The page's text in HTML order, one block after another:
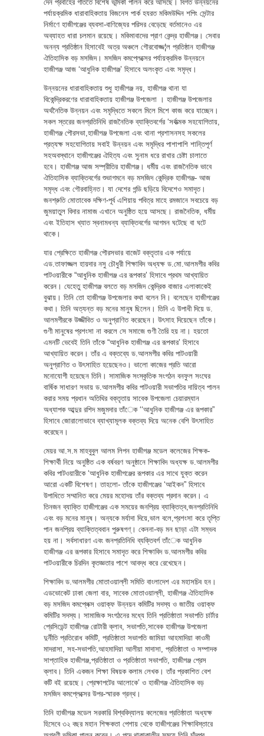
দেন প্রবাহের গতিতে বিশেষ ভূমিকা পালন করে আসছে। বিগত উন্নয়নের
পর্যায়ক্রমিক ধারাবাহিকতায় বিজনেস পার্ক হযরত মকিমউদ্দিন শপিং সেন্টার
নির্মাণে হাজীগঞ্জের ব্যবসা-বাণিজ্যের পরিসর বেড়েছে বর্তমানেও এর
অব্যাহত ধারা চলমান রয়েছে। মকিমাবাদের প্রাণ কেন্দ্র হাজীগঞ্জ। সেবার
অনন্য প্রতিষ্ঠান হিসাবেই অত্র অঞ্চলে গৌরবোজ্জ¦ল প্রতিষ্ঠান হাজীগঞ্জ
ঐতিহাসিক বড় মসজিদ। মসজিদ কমপ্লেক্সের পর্যায়ক্রমিক উন্নয়নে
হাজীগঞ্জ আজ ‘আধুনিক হাজীগঞ্জ’ হিসাবে অলংকৃত এবং সমৃদ্ধ।
উন্নয়নের ধারাবাহিকতায় শুধু হাজীগঞ্জ নয়, হাজীগঞ্জ থানা যা
বিকেন্দ্রিকরণের ধারাবাহিকতায় হাজীগঞ্জ উপজেলা । হাজীগঞ্জ উপজেলার
অর্থনৈতিক উন্নয়ন এবং সমৃদ্ধিতে সকলে মিলে মিশে কাজ করে যাচ্ছেন।
সকল স্তরের জনপ্রতিনিধি রাজনৈতিক ব্যাক্তিবর্গের ‘সর্বাত্মক সহযোগিতায়,
হাজীগঞ্জ পৌরসভা,হাজীগঞ্জ উপজেলা এবং থানা প্রশাসনসহ সকলের
প্রত্যক্ষ সহযোগিতায় সবাই উন্নয়ন এবং সমৃদ্ধির পাশাপাশি শান্তিপূর্ণ
সহঅবস্থানে হাজীগঞ্জের ঐহিত্য এবং সুনাম ধরে রাখার চেষ্টা চালাতে
হবে। হাজীগঞ্জ আজ সম্প্রীতির হাজীগঞ্জ। ধর্মীয় এবং রাজনৈতিক ভাবে
ঐতিহাসিক ব্যাক্তিবর্গের শুভাগমনে বড় মসজিদ কেন্দ্রিক হাজীগঞ্জ- আজ
সমৃদ্ধ এবং গৌরবাহ্নিত। যা দেশের গন্ডি ছড়িয়ে বিদেশেও সমাদৃত।
জনশ্রুতি মোতাবেক দক্ষিণ-পূর্ব এশিয়ায় পবিত্র মাহে রমজানে সবচেয়ে বড়
জুময়াতুল বিদার নামাজ এখানে অনুষ্ঠিত হয়ে আসছে। রাজনৈতিক, ধর্মীয়
এবং ইতিহাস খ্যাত স্বনামধন্য ব্যাক্তিবর্গের আগমন ঘটেছে বা ঘটে
থাকে।
যার প্রেক্ষিতে হাজীগঞ্জ পৌরসভার বাজেট বক্তৃতার এক পর্যায়ে
এড.তাফাজ্জল হায়দার নসু চৌধুরী শিক্ষাবিদ অধ্যক্ষ ড.মো.আলমগীর কবির
পাটওয়ারীকে “আধুনিক হাজীগঞ্জ এর রূপকার’ হিসাবে প্রথম আখ্যায়িত
করেন। যেহেতু হাজীগঞ্জ বলতে বড় মসজিদ কেন্দ্রিক বাজার এলাকাকেই
বুঝায়। তিনি তো হাজীগঞ্জ উপজেলার কথা বলেন নি। বলেছেন হাজীগঞ্জের
কথা। তিনি অত্যন্ত বড় মনের মানুষ ছিলেন। তিনি এ উপাধী দিয়ে ড.
আলমগীরকে উজ্জীবিত ও অনুপ্রাণিত করেছেন। উৎসাহ দিয়েছেন তাঁকে।
গুণী মানুষের প্রশংসা না করলে সে সমাজে গুণী তৈরি হয় না। হয়তো
এমনটি ভেবেই তিনি তাঁকে “আধুনিক হাজীগঞ্জ এর রূপকার’ হিসাবে
আখ্যায়িত করেন। তাঁর এ বক্তব্যে ড.আলমগীর কবির পাটওয়ারী
অনুপ্রাণিত ও উৎসাহিত হয়েছেনও। ভালো কাজের প্রতি আরো
মনোযোগী হয়েছেন তিনি। সামাজিক সংস্কৃতিক সংগঠন বনফুল সংঘের
বার্ষিক সাধারণ সভায় ড.আলমগীর কবির পাটওয়ারী সভাপতির দায়িত্ব পালন
করার সময় প্রধান অতিথির বক্তৃতায় সাবেক উপজেলা চেয়ারম্যান
অধ্যাপক আব্দুর রশিদ মজুমদার তাঁেক ‘‘আধুনিক হাজীগঞ্জ এর রূপকার”
হিসাবে জোরালোভাবে ব্যাখ্যামূলক বক্তব্য দিয়ে অনেক বেশি উৎসাহিত
করেছেন।
মেয়র আ.স.ম মাহবুবুল আলম লিপন হাজীগঞ্জ মডেল কলেজের শিক্ষক-
শিক্ষার্থী নিয়ে অনুষ্ঠিত এক বর্ষবরণ অনুষ্ঠানে শিক্ষাবিদ অধ্যক্ষ ড.আলমগীর
কবির পাটওয়ারীকে ‘আধুনিক হাজীগঞ্জের রূপকার এর সাথে যুক্ত করেন
আরো একটি বিশেষণ। তাহলো- তাঁকে হাজীগঞ্জের ‘আইকন” হিসাবে
উপাধিতে সম্মানিত করে মেয়র মহোদয় তাঁর বক্তব্য প্রদান করেন। এ
তিনজন ব্যাক্তি হাজীগঞ্জের এক সময়ের জনপ্রিয় ব্যাক্তিত্ব,জনপ্রতিনিধি
এবং বড় মনের মানুষ। অন্যকে মর্যাদা দিয়ে,ভাল বলে,প্রশংসা করে তৃপ্তি
পান জনপ্রিয় ব্যাক্তিত্ববান পুরুষগণ্। কেননা-বড় মন ছাড়া এটা সম্ভব
হয় না। সর্বসাধারণ এবং জনপ্রতিনিধি ব্যক্তিবর্গ তাঁেক আধুনিক
হাজীগঞ্জ এর রূপকার হিসাবে সমাদৃত করে শিক্ষাবিদ ড.আলমগীর কবির
পাটওয়ারীকে চিরদিন কৃতজ্ঞতার পাশে আবদ্ধ করে রেখেছেন।
শিক্ষাবিদ ড.আলমগীর মোতাওয়াল্লী সমিতি বাংলাদেশ এর মহাসচিব হন।
এডভোকেট ঢাকা জেলা বার, সাবেক মোতাওয়াল্লী, হাজীগঞ্জ ঐতিহাসিক
বড় মসজিদ কমপ্লেক্স ওয়াক্ফ উন্নয়ন কমিটির সদস্য ও জাতীয় ওয়াক্ফ
কমিটির সদস্য। সামাজিক সংগঠনের মধ্যে তিনি প্রতিষ্ঠাতা সভাপতি চার্টার
প্রেসিডেন্ট হাজীগঞ্জ রোটারী ক্লাব, সভাপতি,সাবেক হাজীগঞ্জ উপজেলা
দুর্নীতি প্রতিরোধ কমিটি, প্রতিষ্ঠাতা সভাপতি জামিয়া আহমাদিয়া কাওমী
মাদরাসা, সহ-সভাপতি,আহমাদিয়া আলীয়া মাদাসা, প্রতিষ্ঠাতা ও সম্পাদক
সাপ্তাহিক হাজীগঞ্জ,প্রতিষ্ঠাতা ও প্রতিষ্ঠাতা সভাপতি, হাজীগঞ্জ প্রেস
ক্লাব। তিনি একজন শিক্ষা বিষয়ক কলাম লেখক। তাঁর প্রকাশিত বেশ
কটি বই রয়েছে। প্রেক্ষাপটের আলোকে’ ও হাজীগঞ্জ ঐতিহাসিক বড়
মসজিদ কমপ্লেক্সের উপর-স্মারক গ্রন্থ।
তিনি হাজীগঞ্জ মডেল সরকারি বিশ্ববিদ্যালয় কলেজের প্রতিষ্ঠাতা অধ্যক্ষ
হিসেবে ৩২ বছর মহান শিক্ষকতা পেশায় থেকে হাজীগঞ্জের শিক্ষাবিস্তারে